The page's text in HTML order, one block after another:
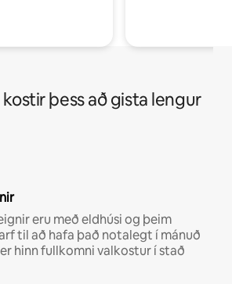
þess að gista lengur
eru með eldhúsi og þeim
til að hafa það notalegt í mánuð
hinn fullkomni valkostur í stað